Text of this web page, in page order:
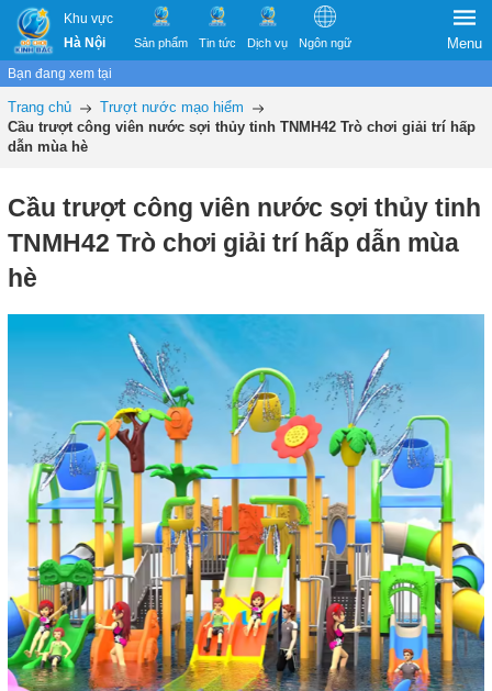
Khu vực
Hà Nội
Sản phẩm Tin tức Dịch vụ Ngôn ngữ Menu
Bạn đang xem tại
Trang chủ
Trượt nước mạo hiểm
Cầu trượt công viên nước sợi thủy tinh TNMH42 Trò chơi giải trí hấp
dẫn mùa hè
Cầu trượt công viên nước sợi thủy tinh
TNMH42 Trò chơi giải trí hấp dẫn mùa
hè